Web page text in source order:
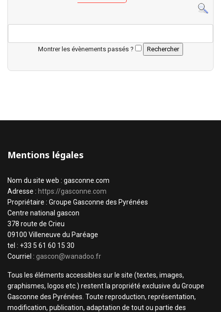
Montrer les évènements passés ?
Mentions légales
Nom du site web : gasconne.com
Adresse : https://gasconne.com
Propriétaire : Groupe Gasconne des Pyrénées
Centre national gascon
378 route de Crieu
09100 Villeneuve du Paréage
tel : +33 5 61 60 15 30
Courriel : gascon@wanadoo.fr
Tous les éléments accessibles sur le site (textes, images,
graphismes, logos etc.) restent la propriété exclusive du Groupe
Gasconne des Pyrénées. Toute reproduction, représentation,
modification, publication, adaptation de tout ou partie des